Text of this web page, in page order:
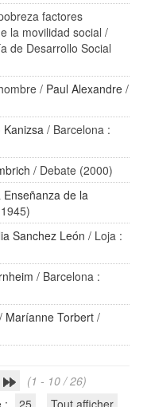
factores
la movilidad social /
de Desarrollo Social
/ Paul Alexandre /
Kanizsa / Barcelona :
/ Debate (2000)
de la
Sanchez León / Loja :
/ Barcelona :
/ Maríanne Torbert /
(1 - 10 / 26)
:
25 Tout afficher